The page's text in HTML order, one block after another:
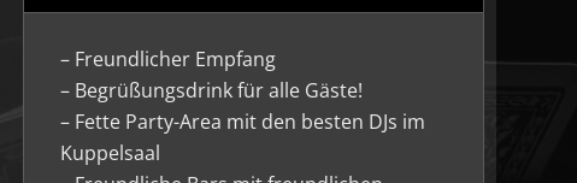
– Freundlicher Empfang
– Begrüßungsdrink für alle Gäste!
– Fette Party-Area mit den besten DJs im
Kuppelsaal